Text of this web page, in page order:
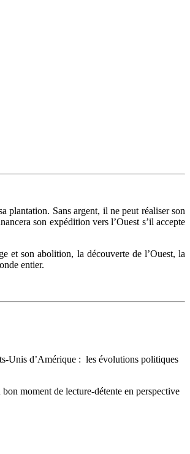
plantation. Sans argent, il ne peut réaliser son
son expédition vers l’Ouest s’il accepte
et son abolition, la découverte de l’Ouest, la
entier.
Unis d’Amérique : les évolutions politiques
moment de lecture-détente en perspective